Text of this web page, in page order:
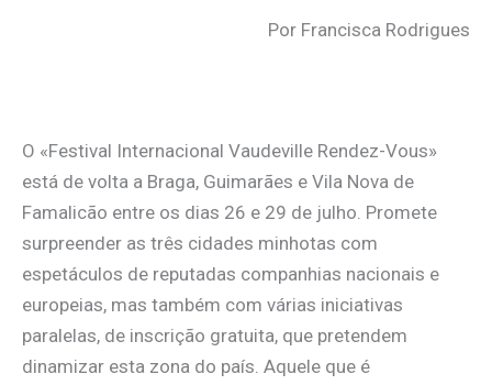
Por Francisca Rodrigues
O «Festival Internacional Vaudeville Rendez-Vous»
está de volta a Braga, Guimarães e Vila Nova de
Famalicão entre os dias 26 e 29 de julho. Promete
surpreender as três cidades minhotas com
espetáculos de reputadas companhias nacionais e
europeias, mas também com várias iniciativas
paralelas, de inscrição gratuita, que pretendem
dinamizar esta zona do país. Aquele que é